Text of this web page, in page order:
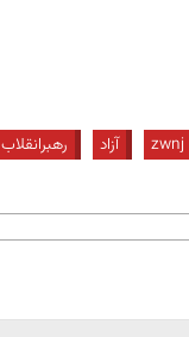
zwnj آزاد رهبرانقلاب